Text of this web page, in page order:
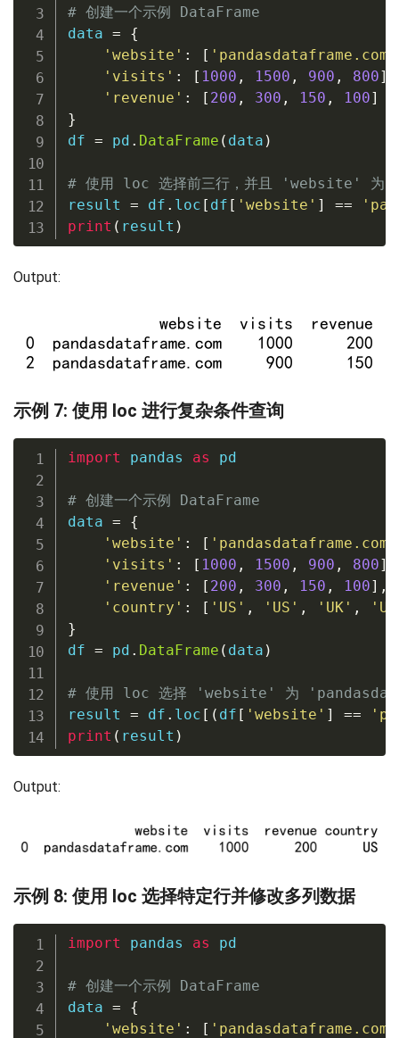
# 创建一个示例 DataFrame
data =
{
'website' : [ 'pandasdataframe.com'
'visits' : [ 1000 , 1500 , 900 , 800]
'revenue' : [ 200 , 300 , 150 , 100]
}
df = pd . DataFrame ( data )
# 使用 loc 选择前三行，并且 'website' 为
result = df . loc [ df [ 'website' ] ==
print ( result )
Output:
示例 7: 使用 loc 进行复杂条件查询
import pandas as pd
# 创建一个示例 DataFrame
data =
{
'website' : [ 'pandasdataframe.com'
'visits' : [ 1000 , 1500 , 900 , 800]
'revenue' : [ 200 , 300 , 150 , 100] ,
'country' : [ 'US' , 'US' , 'UK' ,
}
df = pd . DataFrame ( data )
# 使用 loc 选择 'website' 为
result = df . loc [ ( df [ 'website' ] ==
print ( result )
Output:
示例 8: 使用 loc 选择特定行并修改多列数据
import pandas as pd
# 创建一个示例 DataFrame
data =
{
'website' : [ 'pandasdataframe.com'